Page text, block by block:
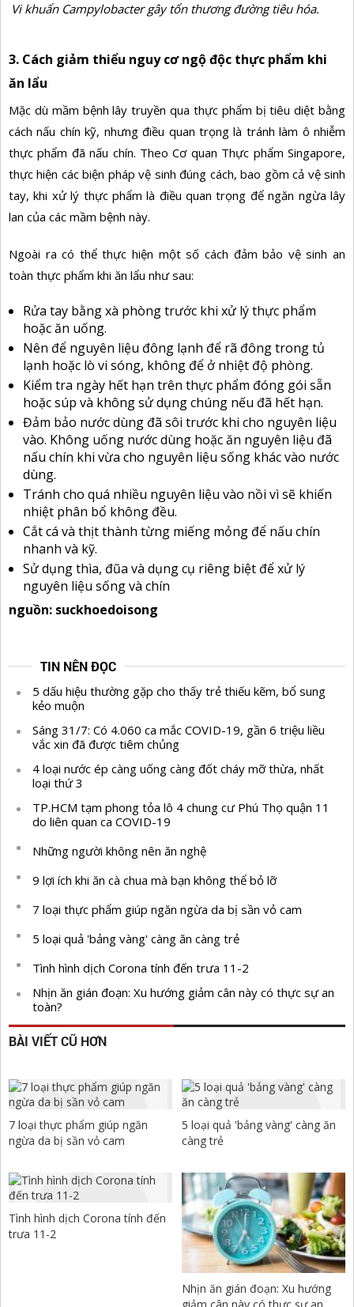
Vi khuẩn Campylobacter gây tổn thương đường tiêu hóa.
3. Cách giảm thiểu nguy cơ ngộ độc thực phẩm khi
ăn lẩu
Mặc dù mầm bệnh lây truyền qua thực phẩm bị tiêu diệt bằng
cách nấu chín kỹ, nhưng điều quan trọng là tránh làm ô nhiễm
thực phẩm đã nấu chín. Theo Cơ quan Thực phẩm Singapore,
thực hiện các biện pháp vệ sinh đúng cách, bao gồm cả vệ sinh
tay, khi xử lý thực phẩm là điều quan trọng để ngăn ngừa lây
lan của các mầm bệnh này.
Ngoài ra có thể thực hiện một số cách đảm bảo vệ sinh an
toàn thực phẩm khi ăn lẩu như sau:
Rửa tay bằng xà phòng trước khi xử lý thực phẩm
hoặc ăn uống.
Nên để nguyên liệu đông lạnh để rã đông trong tủ
lạnh hoặc lò vi sóng, không để ở nhiệt độ phòng.
Kiểm tra ngày hết hạn trên thực phẩm đóng gói sẵn
hoặc súp và không sử dụng chúng nếu đã hết hạn.
Đảm bảo nước dùng đã sôi trước khi cho nguyên liệu
vào. Không uống nước dùng hoặc ăn nguyên liệu đã
nấu chín khi vừa cho nguyên liệu sống khác vào nước
dùng.
Tránh cho quá nhiều nguyên liệu vào nồi vì sẽ khiến
nhiệt phân bổ không đều.
Cắt cá và thịt thành từng miếng mỏng để nấu chín
nhanh và kỹ.
Sử dụng thìa, đũa và dụng cụ riêng biệt để xử lý
nguyên liệu sống và chín
nguồn: suckhoedoisong
TIN NÊN ĐỌC
5 dấu hiệu thường gặp cho thấy trẻ thiếu kẽm, bổ sung
kẻo muộn
Sáng 31/7: Có 4.060 ca mắc COVID-19, gần 6 triệu liều
vắc xin đã được tiêm chủng
4 loại nước ép càng uống càng đốt cháy mỡ thừa, nhất
loại thứ 3
TP.HCM tạm phong tỏa lô 4 chung cư Phú Thọ quận 11
do liên quan ca COVID-19
Những người không nên ăn nghệ
9 lợi ích khi ăn cà chua mà bạn không thể bỏ lỡ
7 loại thực phẩm giúp ngăn ngừa da bị sần vỏ cam
5 loại quả 'bảng vàng' càng ăn càng trẻ
Tình hình dịch Corona tính đến trưa 11-2
Nhịn ăn gián đoạn: Xu hướng giảm cân này có thực sự an
toàn?
BÀI VIẾT CŨ HƠN
7 loại thực phẩm giúp ngăn
ngừa da bị sần vỏ cam
5 loại quả 'bảng vàng' càng ăn
càng trẻ
Tình hình dịch Corona tính đến
trưa 11-2
Nhịn ăn gián đoạn: Xu hướng